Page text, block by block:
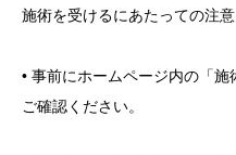
施術を受けるにあたっての注意
• 事前にホームページ内の「
ご確認ください。